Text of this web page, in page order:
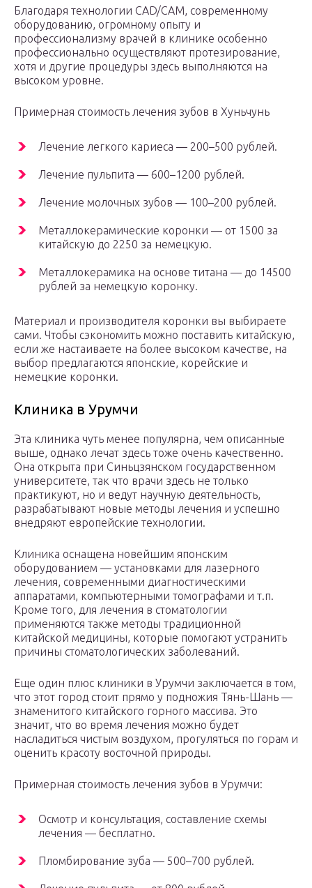
Благодаря технологии CAD/CAM, современному
оборудованию, огромному опыту и
профессионализму врачей в клинике особенно
профессионально осуществляют протезирование,
хотя и другие процедуры здесь выполняются на
высоком уровне.
Примерная стоимость лечения зубов в Хуньчунь
Лечение легкого кариеса — 200–500 рублей.
Лечение пульпита — 600–1200 рублей.
Лечение молочных зубов — 100–200 рублей.
Металлокерамические коронки — от 1500 за
китайскую до 2250 за немецкую.
Металлокерамика на основе титана — до 14500
рублей за немецкую коронку.
Материал и производителя коронки вы выбираете
сами. Чтобы сэкономить можно поставить китайскую,
если же настаиваете на более высоком качестве, на
выбор предлагаются японские, корейские и
немецкие коронки.
Клиника в Урумчи
Эта клиника чуть менее популярна, чем описанные
выше, однако лечат здесь тоже очень качественно.
Она открыта при Синьцзянском государственном
университете, так что врачи здесь не только
практикуют, но и ведут научную деятельность,
разрабатывают новые методы лечения и успешно
внедряют европейские технологии.
Клиника оснащена новейшим японским
оборудованием — установками для лазерного
лечения, современными диагностическими
аппаратами, компьютерными томографами и т.п.
Кроме того, для лечения в стоматологии
применяются также методы традиционной
китайской медицины, которые помогают устранить
причины стоматологических заболеваний.
Еще один плюс клиники в Урумчи заключается в том,
что этот город стоит прямо у подножия Тянь-Шань —
знаменитого китайского горного массива. Это
значит, что во время лечения можно будет
насладиться чистым воздухом, прогуляться по горам и
оценить красоту восточной природы.
Примерная стоимость лечения зубов в Урумчи:
Осмотр и консультация, составление схемы
лечения — бесплатно.
Пломбирование зуба — 500–700 рублей.